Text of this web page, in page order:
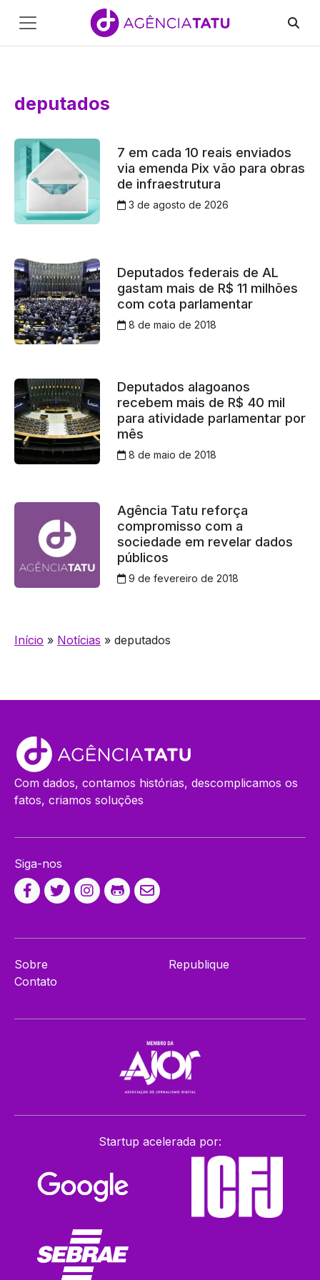
Main
Navigation
deputados
7 em cada 10 reais enviados
via emenda Pix vão para obras
de infraestrutura
3 de agosto de 2026
Deputados federais de AL
gastam mais de R$ 11 milhões
com cota parlamentar
8 de maio de 2018
Deputados alagoanos
recebem mais de R$ 40 mil
para atividade parlamentar por
mês
8 de maio de 2018
Agência Tatu reforça
compromisso com a
sociedade em revelar dados
públicos
9 de fevereiro de 2018
Início » Notícias » deputados
Com dados, contamos histórias, descomplicamos os
fatos, criamos soluções
Siga-nos
Sobre
Contato
Republique
Startup acelerada por: